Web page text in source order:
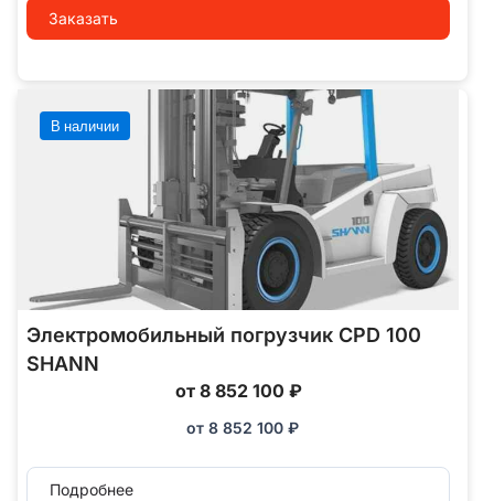
Заказать
В наличии
Электромобильный погрузчик CPD 100
SHANN
от 8 852 100 ₽
от 8 852 100 ₽
Подробнее